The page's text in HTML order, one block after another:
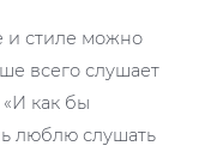
и стиле можно
всего слушает
как бы
люблю слушать